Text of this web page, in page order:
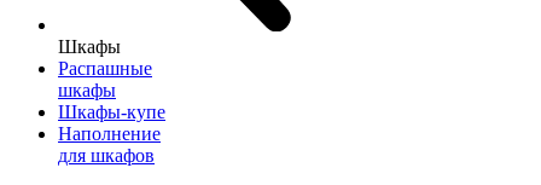
Шкафы
Распашные
шкафы
Шкафы-купе
Наполнение
для шкафов